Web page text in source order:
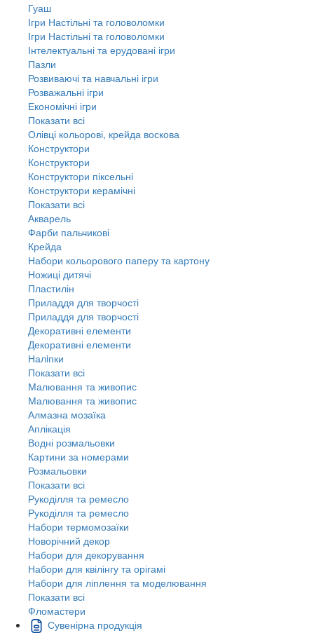
Гуаш
Ігри Настільні та головоломки
Ігри Настільні та головоломки
Інтелектуальні та ерудовані ігри
Пазли
Розвиваючі та навчальні ігри
Розважальні ігри
Економічні ігри
Показати всі
Олівці кольорові, крейда воскова
Конструктори
Конструктори
Конструктори піксельні
Конструктори керамічні
Показати всі
Акварель
Фарби пальчикові
Крейда
Набори кольорового паперу та картону
Ножиці дитячі
Пластилін
Приладдя для творчості
Приладдя для творчості
Декоративні елементи
Декоративні елементи
Налiпки
Показати всі
Малювання та живопис
Малювання та живопис
Алмазна мозаїка
Аплікація
Водні розмальовки
Картини за номерами
Розмальовки
Показати всі
Рукоділля та ремесло
Рукоділля та ремесло
Набори термомозаїки
Новорічний декор
Набори для декорування
Набори для квілінгу та орігамі
Набори для ліплення та моделювання
Показати всі
Фломастери
Сувенірна продукція